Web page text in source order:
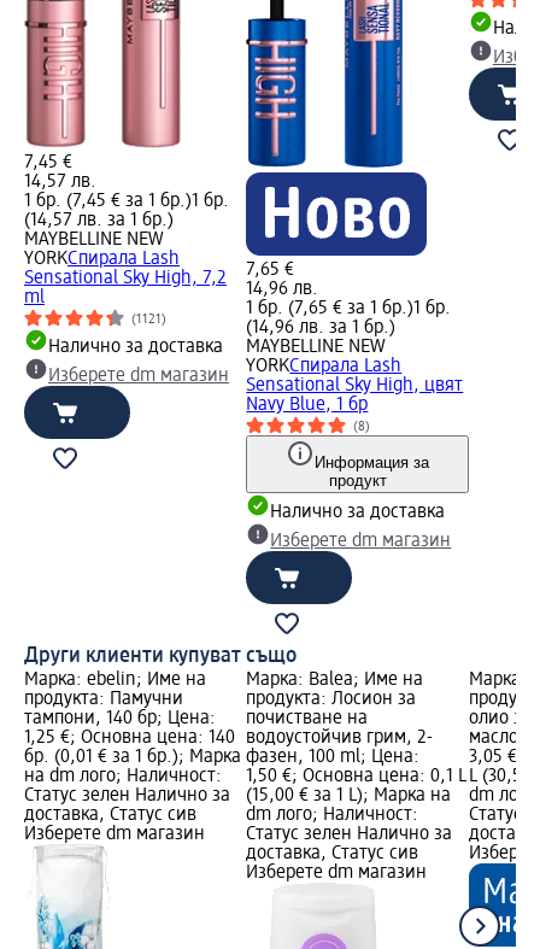
7,45 €
14,57 лв.
1 бр. (7,45 € за 1 бр.)1 бр.
(14,57 лв. за 1 бр.)
MAYBELLINE NEW
YORKСпирала Lash
Sensational Sky High, 7,2
ml
(1121)
Налично за доставка
Изберете dm магазин
7,65 €
14,96 лв.
1 бр. (7,65 € за 1 бр.)1 бр.
(14,96 лв. за 1 бр.)
MAYBELLINE NEW
YORKСпирала Lash
Sensational Sky High, цвят
Navy Blue, 1 бр
(8)
Информация за
продукт
Налично за доставка
Изберете dm магазин
Други клиенти купуват също
Марка: ebelin; Име на
продукта: Памучни
тампони, 140 бр; Цена:
1,25 €; Основна цена: 140
бр. (0,01 € за 1 бр.); Марка
на dm лого; Наличност:
Статус зелен Налично за
доставка, Статус сив
Изберете dm магазин
Марка: Balea; Име на
продукта: Лосион за
почистване на
водоустойчив грим, 2-
фазен, 100 ml; Цена:
1,50 €; Основна цена: 0,1 L
(15,00 € за 1 L); Марка на
dm лого; Наличност:
Статус зелен Налично за
доставка, Статус сив
Изберете dm магазин
Марка:
олио за
масло,
3,05 €;
L (30,50
dm
Статус